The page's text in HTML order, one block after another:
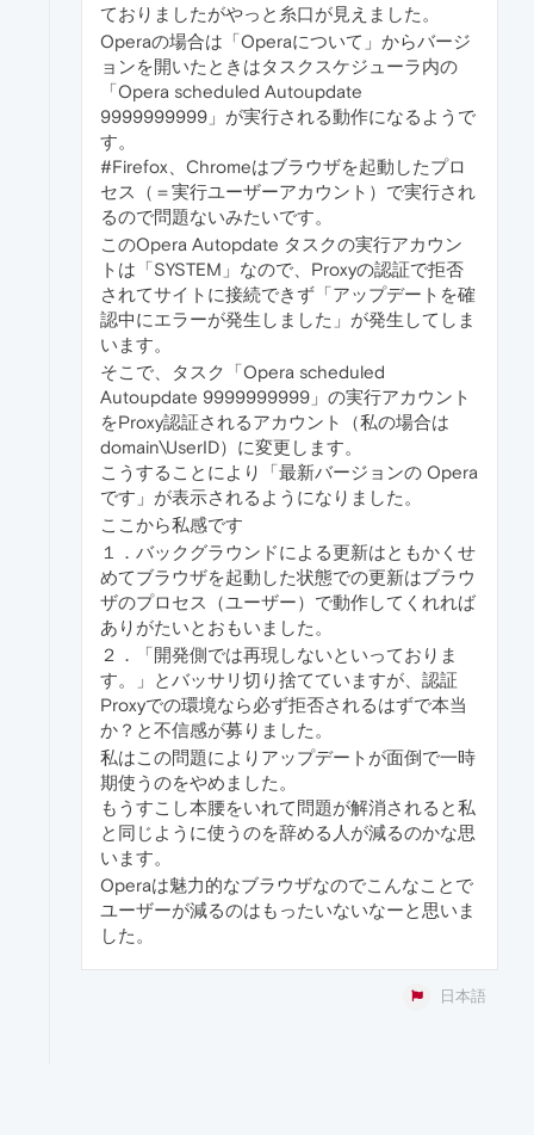
ておりましたがやっと糸口が見えました。
Operaの場合は「Operaについて」からバージ
ョンを開いたときはタスクスケジューラ内の
「Opera scheduled Autoupdate
9999999999」が実行される動作になるようで
す。
#Firefox、Chromeはブラウザを起動したプロ
セス（＝実行ユーザーアカウント）で実行され
るので問題ないみたいです。
このOpera Autopdate タスクの実行アカウン
トは「SYSTEM」なので、Proxyの認証で拒否
されてサイトに接続できず「アップデートを確
認中にエラーが発生しました」が発生してしま
います。
そこで、タスク「Opera scheduled
Autoupdate 9999999999」の実行アカウント
をProxy認証されるアカウント（私の場合は
domain\UserID）に変更します。
こうすることにより「最新バージョンの Opera
です」が表示されるようになりました。
ここから私感です
１．バックグラウンドによる更新はともかくせ
めてブラウザを起動した状態での更新はブラウ
ザのプロセス（ユーザー）で動作してくれれば
ありがたいとおもいました。
２．「開発側では再現しないといっておりま
す。」とバッサリ切り捨てていますが、認証
Proxyでの環境なら必ず拒否されるはずで本当
か？と不信感が募りました。
私はこの問題によりアップデートが面倒で一時
期使うのをやめました。
もうすこし本腰をいれて問題が解消されると私
と同じように使うのを辞める人が減るのかな思
います。
Operaは魅力的なブラウザなのでこんなことで
ユーザーが減るのはもったいないなーと思いま
した。
日本語